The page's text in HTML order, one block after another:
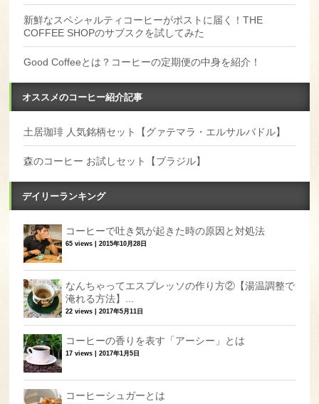
新鮮なスペシャルティコーヒーがポストに届く！THE
COFFEE SHOPのサブスクを試してみた
Good Coffeeとは？コーヒーの定期便の中身を紹介！
オススメのコーヒー紹介記事
土居珈琲 人気銘柄セット【グァテマラ・エルサルバドル】
森のコーヒー お試しセット【ブラジル】
デイリーランキング
コーヒーで吐き気が起きた時の原因と対処法
65 views |2015年10月28日
なんちゃってエスプレッソの作り方②【湯温調整で
淹れる方法】...
22 views |2017年5月11日
コーヒーの香りを表す「アーシー」とは
17 views |2017年1月5日
コーヒーシュガーとは